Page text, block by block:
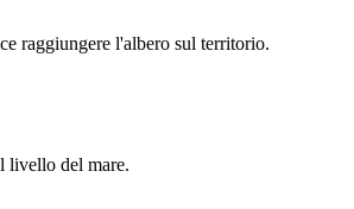
raggiungere l'albero sul territorio.
livello del mare.